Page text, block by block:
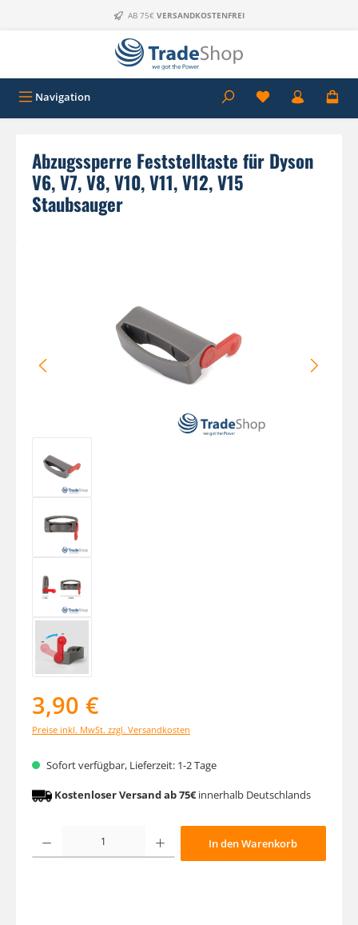
Zum Hauptinhalt springenAB 75€ VERSANDKOSTENFREI
Navigation
Abzugssperre Feststelltaste für Dyson
V6, V7, V8, V10, V11, V12, V15
Staubsauger
3,90 €
Preise inkl. MwSt. zzgl. Versandkosten
Sofort verfügbar, Lieferzeit: 1-2 Tage
Kostenloser Versand ab 75€innerhalb Deutschlands
Produkt Anzahl: Gib den gewünschten Wert ein oder benutze die
In den Warenkorb